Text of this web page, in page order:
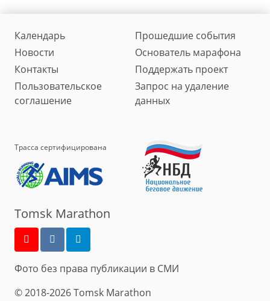
Календарь
Прошедшие события
Новости
Основатель марафона
Контакты
Поддержать проект
Пользовательское
соглашение
Запрос на удаление
данных
Трасса сертифицирована
Tomsk Marathon
Фото без права публикации в СМИ
© 2018-2026 Tomsk Marathon